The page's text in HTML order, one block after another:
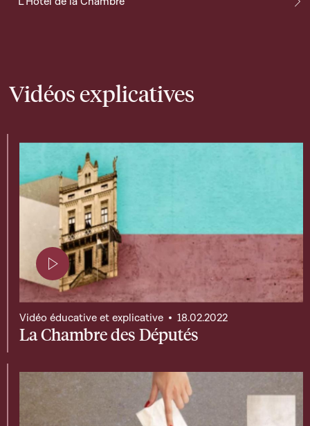
Vidéos explicatives
Page contenant une vidéo
La Chambre des Députés
Vidéo éducative et explicative 18.02.2022